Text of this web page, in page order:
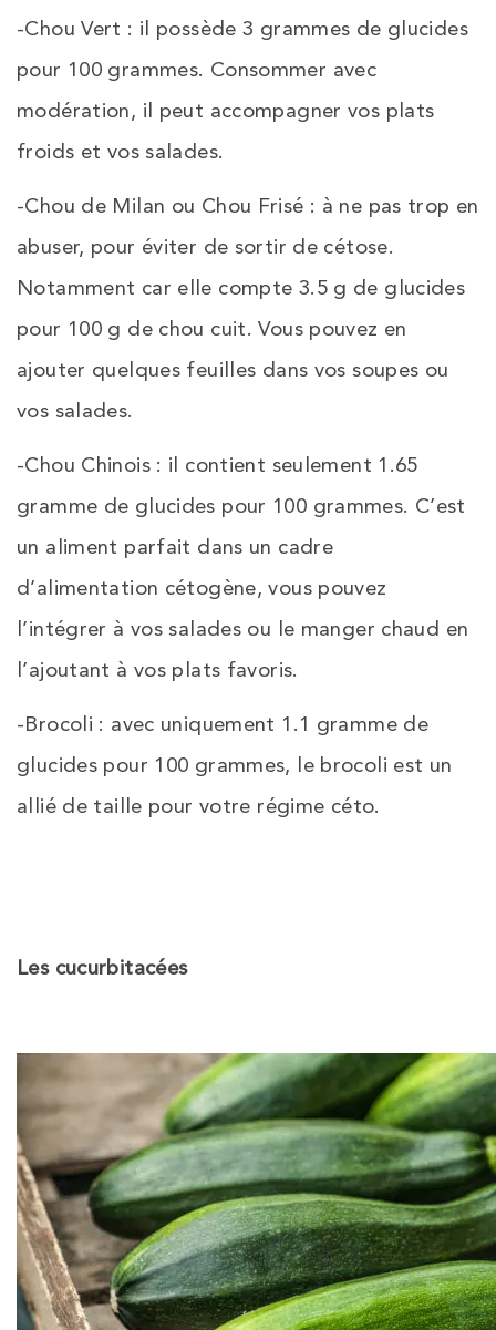
-Chou Vert : il possède 3 grammes de glucides
pour 100 grammes. Consommer avec
modération, il peut accompagner vos plats
froids et vos salades.
-Chou de Milan ou Chou Frisé : à ne pas trop en
abuser, pour éviter de sortir de cétose.
Notamment car elle compte 3.5 g de glucides
pour 100 g de chou cuit. Vous pouvez en
ajouter quelques feuilles dans vos soupes ou
vos salades.
-Chou Chinois : il contient seulement 1.65
gramme de glucides pour 100 grammes. C’est
un aliment parfait dans un cadre
d’alimentation cétogène, vous pouvez
l’intégrer à vos salades ou le manger chaud en
l’ajoutant à vos plats favoris.
-Brocoli : avec uniquement 1.1 gramme de
glucides pour 100 grammes, le brocoli est un
allié de taille pour votre régime céto.
Les cucurbitacées